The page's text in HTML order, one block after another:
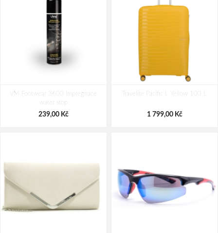
modrá Modrá 1 l
69,00 Kč
05 modrá 30 L
VM Footwear 3600 Impregnace
water stop
239,00 Kč
Travelite Pacific L Yellow 100 L
1 799,00 Kč